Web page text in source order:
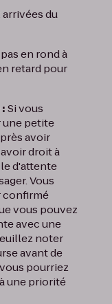
arrivées du
en rond à
retard pour
Si vous
une petite
avoir
droit à
d'attente
Vous
confirmé
vous pouvez
avec une
noter
avant de
pourriez
une priorité